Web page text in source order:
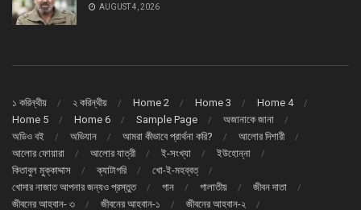
AUGUST 4, 2026
১ করিন্থীয় ২ করিন্থীয় Home 2 Home 3
Home 4
Home 5
Home 6 Sample Page
অজানাকে জানা
অডিও বই
অভিযান আমরা কীভাবে প্রার্থনা করি?
আলোর দিশারী
আলোর ফোয়ারা
আলোর যাত্রী ই-সংখ্যা
ইউহোন্না
কিতাবুল মুক্কাদ্দাস
ক্যাটাগরি
খো-ই-মহব্বত্
খোদার নাজাত আপনার জন্যও প্রস্তুত
গান গালাতীয়
জীবন দাতা
জীবনের আহবান- ৩
জীবনের আহবান-১ জীবনের আহবান-২